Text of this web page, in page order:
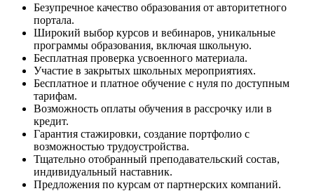
Безупречное качество образования от авторитетного
портала.
Широкий выбор курсов и вебинаров, уникальные
программы образования, включая школьную.
Бесплатная проверка усвоенного материала.
Участие в закрытых школьных мероприятиях.
Бесплатное и платное обучение с нуля по доступным
тарифам.
Возможность оплаты обучения в рассрочку или в
кредит.
Гарантия стажировки, создание портфолио с
возможностью трудоустройства.
Тщательно отобранный преподавательский состав,
индивидуальный наставник.
Предложения по курсам от партнерских компаний.